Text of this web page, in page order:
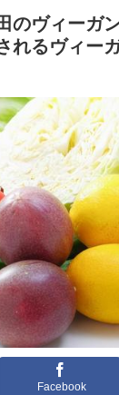
のヴィーガ
れるヴィー
Facebook